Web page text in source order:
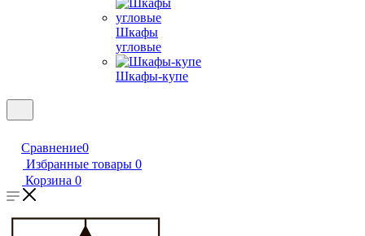
Шкафы
угловые
Шкафы-купе
Сравнение0
Избранные товары 0
Корзина 0